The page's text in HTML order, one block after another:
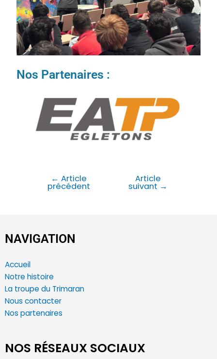
Nos Partenaires :
← Article
précédent
Article
suivant →
NAVIGATION
Accueil
Notre histoire
La troupe du Trimaran
Nous contacter
Nos partenaires
NOS RÉSEAUX SOCIAUX